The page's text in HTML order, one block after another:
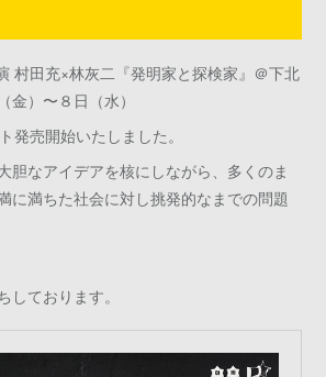
村田充×林灰二『発明家と探検家』＠下北
金）〜８日（水）
発売開始いたしました。
胆なアイデアを核にしながら、多くのま
に満ちた社会に対し挑発的なまでの問題
しております。